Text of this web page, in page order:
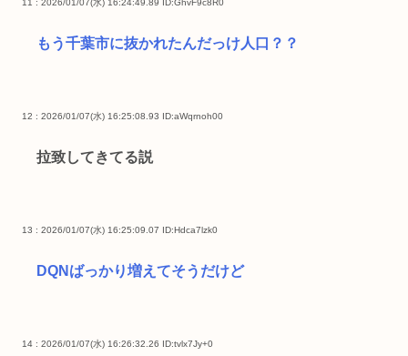
11 : 2026/01/07(水) 16:24:49.89 ID:GhvF9c8R0
もう千葉市に抜かれたんだっけ人口？？
12 : 2026/01/07(水) 16:25:08.93 ID:aWqrnoh00
拉致してきてる説
13 : 2026/01/07(水) 16:25:09.07 ID:Hdca7lzk0
DQNばっかり増えてそうだけど
14 : 2026/01/07(水) 16:26:32.26 ID:tvlx7Jy+0